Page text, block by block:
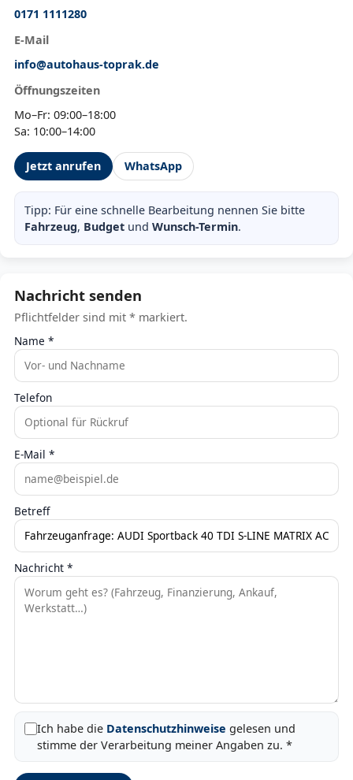
0171 1111280
E-Mail
info@autohaus-toprak.de
Öffnungszeiten
Mo–Fr: 09:00–18:00
Sa: 10:00–14:00
Jetzt anrufen WhatsApp
Tipp: Für eine schnelle Bearbeitung nennen Sie bitte
Fahrzeug, Budget und Wunsch-Termin.
Nachricht senden
Pflichtfelder sind mit * markiert.
Name *
Telefon
E-Mail *
Betreff
Nachricht *
Ich habe die Datenschutzhinweise gelesen und
stimme der Verarbeitung meiner Angaben zu. *